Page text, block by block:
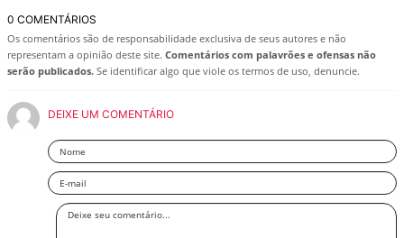
0 COMENTÁRIOS
Os comentários são de responsabilidade exclusiva de seus autores e não
representam a opinião deste site. Comentários com palavrões e ofensas não
serão publicados. Se identificar algo que viole os termos de uso, denuncie.
DEIXE UM COMENTÁRIO
Nome
Email
Deixe